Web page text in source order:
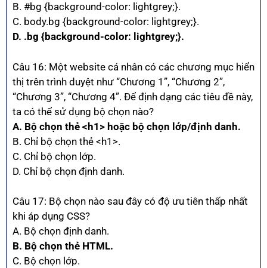
B. #bg {background-color: lightgrey;}.
C. body.bg {background-color: lightgrey;}.
D. .bg {background-color: lightgrey;}.
Câu 16: Một website cá nhân có các chương mục hiển
thị trên trình duyệt như “Chương 1”, “Chương 2”,
“Chương 3”, “Chương 4”. Để định dạng các tiêu đề này,
ta có thể sử dụng bộ chọn nào?
A. Bộ chọn thẻ <h1> hoặc bộ chọn lớp/định danh.
B. Chỉ bộ chọn thẻ <h1>.
C. Chỉ bộ chọn lớp.
D. Chỉ bộ chọn định danh.
Câu 17: Bộ chọn nào sau đây có độ ưu tiên thấp nhất
khi áp dụng CSS?
A. Bộ chọn định danh.
B. Bộ chọn thẻ HTML.
C. Bộ chọn lớp.